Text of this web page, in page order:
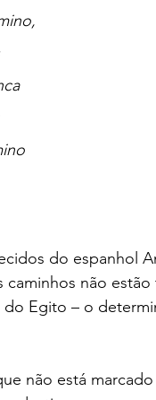
do espanhol
caminhos não
Egito – o
não está